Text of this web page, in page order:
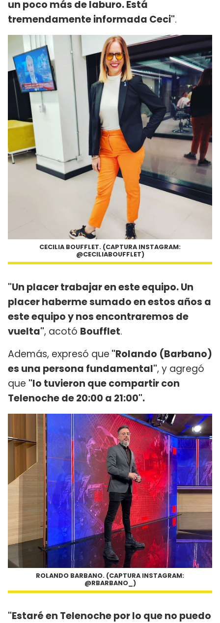
un poco más de laburo. Está
tremendamente informada Ceci".
CECILIA BOUFFLET. (CAPTURA INSTAGRAM:
@CECILIABOUFFLET)
"Un placer trabajar en este equipo. Un
placer haberme sumado en estos años a
este equipo y nos encontraremos de
vuelta", acotó Boufflet.
Además, expresó que "Rolando (Barbano)
es una persona fundamental", y agregó
que "lo tuvieron que compartir con
Telenoche de 20:00 a 21:00".
ROLANDO BARBANO. (CAPTURA INSTAGRAM:
@RBARBANO_)
"Estaré en Telenoche por lo que no puedo